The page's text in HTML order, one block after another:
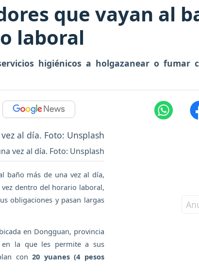
que vayan al
laboral
higiénicos a holgazanear o fumar
vez al día. Foto: Unsplash
baño más de una vez al día,
dentro del horario laboral,
obligaciones y pasan largas
en Dongguan, provincia
en la que les permite a sus
con20 yuanes (4 pesos